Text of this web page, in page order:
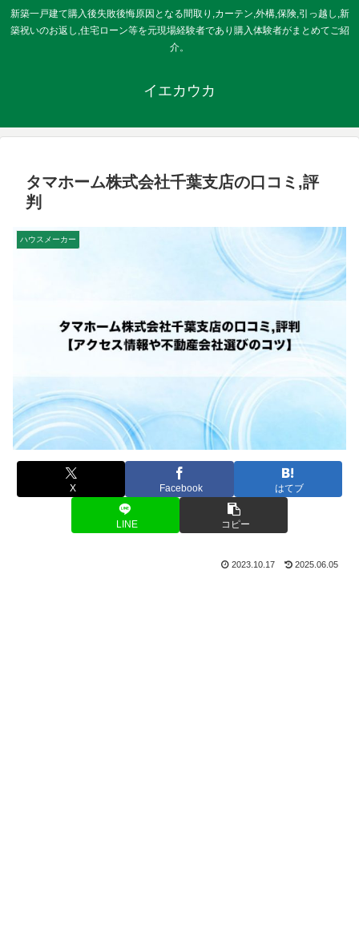
新築一戸建て購入後失敗後悔原因となる間取り,カーテン,外構,保険,引っ越し,新
築祝いのお返し,住宅ローン等を元現場経験者であり購入体験者がまとめてご紹
介。
イエカウカ
タマホーム株式会社千葉支店の口コミ,評
判
ハウスメーカー
X Facebook はてブ
LINE コピー
2023.10.17 2025.06.05